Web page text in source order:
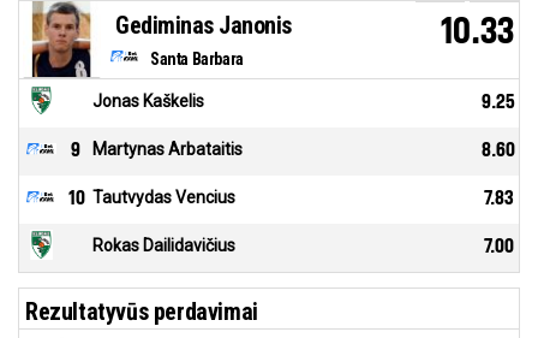
Santa Barbara
Gediminas Janonis 10.33
Jonas Kaškelis 9.25
9 Martynas Arbataitis 8.60
10 Tautvydas Vencius 7.83
Rokas Dailidavičius 7.00
Rezultatyvūs perdavimai